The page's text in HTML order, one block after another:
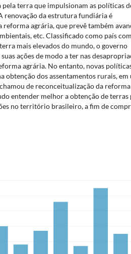
terra que impulsionam as políticas
renovação da estrutura fundiária é
agrária, que prevê também
etc. Classificado como país
mais elevados do mundo, o governo
ações de modo a ter nas
agrária. No entanto, novas
obtenção dos assentamentos rurais, em
de reconceitualização da reforma
entender melhor a obtenção de terras
no território brasileiro, a fim de